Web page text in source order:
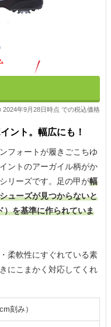
年9月28日時点 での税込価格
ント。幅広にも！
フォートが履きごこちゆ
ントのアーガイル柄がか
リーズです。足の甲が幅
ューズが見つからないと
）を基準に作られていま
柔軟性にすぐれている素
にこまかく対応してくれ
刻み）